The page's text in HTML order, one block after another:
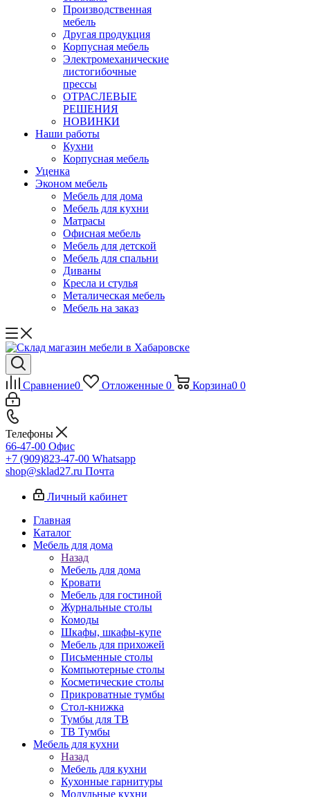
Производственная
мебель
Другая продукция
Корпусная мебель
Электромеханические
листогибочные
прессы
ОТРАСЛЕВЫЕ
РЕШЕНИЯ
НОВИНКИ
Наши работы
Кухни
Корпусная мебель
Уценка
Эконом мебель
Мебель для дома
Мебель для кухни
Матрасы
Офисная мебель
Мебель для детской
Мебель для спальни
Диваны
Кресла и стулья
Металическая мебель
Мебель на заказ
Сравнение0 Отложенные 0 Корзина0 0
Телефоны
66-47-00 Офис
+7 (909)823-47-00 Whatsapp
shop@sklad27.ru Почта
Личный кабинет
Главная
Каталог
Мебель для дома
Назад
Мебель для дома
Кровати
Мебель для гостиной
Журнальные столы
Комоды
Шкафы, шкафы-купе
Мебель для прихожей
Письменные столы
Компьютерные столы
Косметические столы
Прикроватные тумбы
Стол-книжка
Тумбы для ТВ
ТВ Тумбы
Мебель для кухни
Назад
Мебель для кухни
Кухонные гарнитуры
Модульные кухни